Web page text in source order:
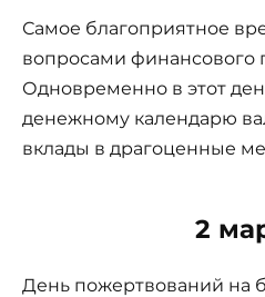
Самое благоприятное
вопросами финансового
Одновременно в этот
денежному календарю
вклады в драгоценные
2
День пожертвований на